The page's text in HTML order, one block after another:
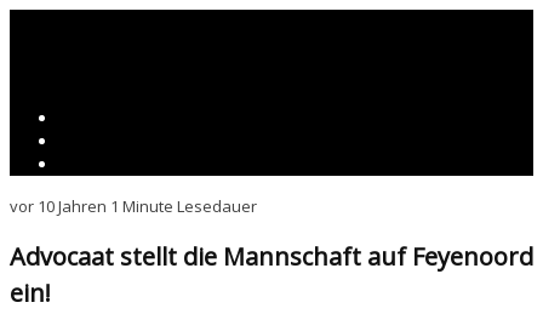
vor 10 Jahren 1 Minute Lesedauer
Advocaat stellt die Mannschaft auf Feyenoord
ein!